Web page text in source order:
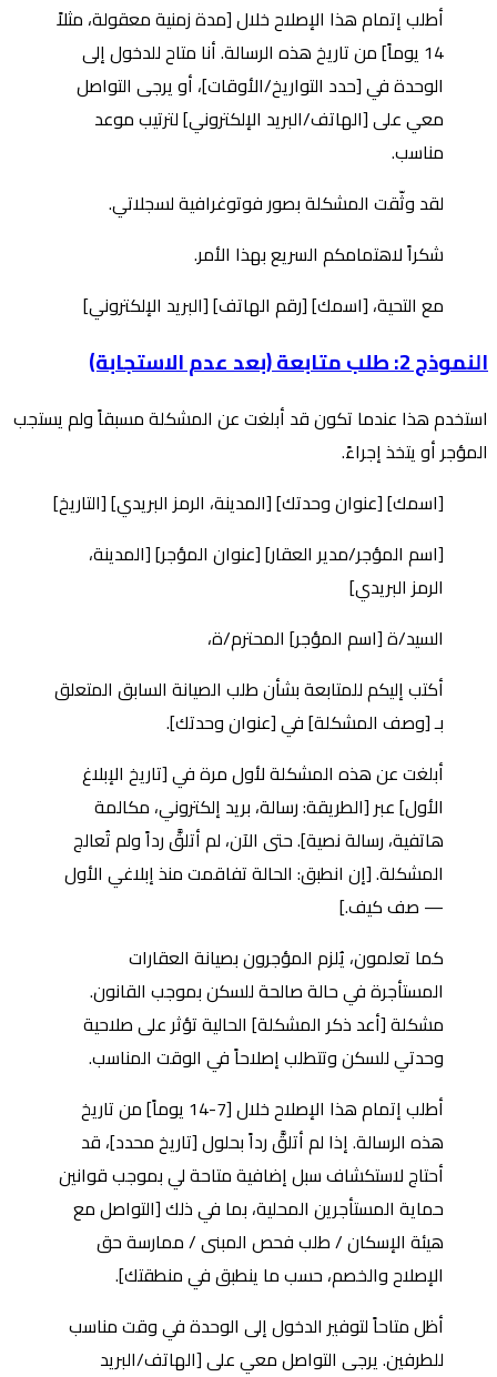
أطلب إتمام هذا الإصلاح خلال [مدة زمنية معقولة، مثلاً
14 يوماً] من تاريخ هذه الرسالة. أنا متاح للدخول إلى
الوحدة في [حدد التواريخ/الأوقات]، أو يرجى التواصل
معي على [الهاتف/البريد الإلكتروني] لترتيب موعد
مناسب.
لقد وثّقت المشكلة بصور فوتوغرافية لسجلاتي.
شكراً لاهتمامكم السريع بهذا الأمر.
مع التحية، [اسمك] [رقم الهاتف] [البريد الإلكتروني]
النموذج 2: طلب متابعة (بعد عدم الاستجابة)
استخدم هذا عندما تكون قد أبلغت عن المشكلة مسبقاً ولم يستجب
المؤجر أو يتخذ إجراءً.
[اسمك] [عنوان وحدتك] [المدينة، الرمز البريدي] [التاريخ]
[اسم المؤجر/مدير العقار] [عنوان المؤجر] [المدينة،
الرمز البريدي]
السيد/ة [اسم المؤجر] المحترم/ة،
أكتب إليكم للمتابعة بشأن طلب الصيانة السابق المتعلق
بـ [وصف المشكلة] في [عنوان وحدتك].
أبلغت عن هذه المشكلة لأول مرة في [تاريخ الإبلاغ
الأول] عبر [الطريقة: رسالة، بريد إلكتروني، مكالمة
هاتفية، رسالة نصية]. حتى الآن، لم أتلقَّ رداً ولم تُعالج
المشكلة. [إن انطبق: الحالة تفاقمت منذ إبلاغي الأول
— صف كيف.]
كما تعلمون، يُلزم المؤجرون بصيانة العقارات
المستأجرة في حالة صالحة للسكن بموجب القانون.
مشكلة [أعد ذكر المشكلة] الحالية تؤثر على صلاحية
وحدتي للسكن وتتطلب إصلاحاً في الوقت المناسب.
أطلب إتمام هذا الإصلاح خلال [7-14 يوماً] من تاريخ
هذه الرسالة. إذا لم أتلقَّ رداً بحلول [تاريخ محدد]، قد
أحتاج لاستكشاف سبل إضافية متاحة لي بموجب قوانين
حماية المستأجرين المحلية، بما في ذلك [التواصل مع
هيئة الإسكان / طلب فحص المبنى / ممارسة حق
الإصلاح والخصم، حسب ما ينطبق في منطقتك].
أظل متاحاً لتوفير الدخول إلى الوحدة في وقت مناسب
للطرفين. يرجى التواصل معي على [الهاتف/البريد